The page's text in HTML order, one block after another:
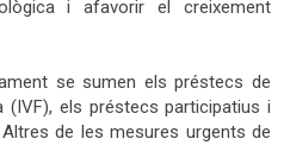
i afavorir el creixement
se sumen els préstecs de
(IVF), els préstecs participatius i
de les mesures urgents de